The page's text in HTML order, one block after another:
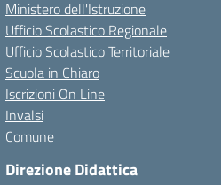
Ministero dell'Istruzione
Ufficio Scolastico Regionale
Ufficio Scolastico Territoriale
Scuola in Chiaro
Iscrizioni On Line
Invalsi
Comune
Direzione Didattica